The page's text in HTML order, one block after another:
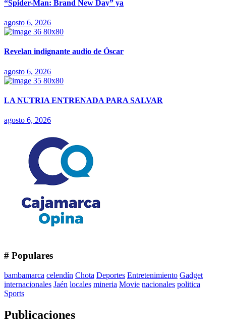
“Spider-Man: Brand New Day” ya
agosto 6, 2026
Revelan indignante audio de Óscar
agosto 6, 2026
LA NUTRIA ENTRENADA PARA SALVAR
agosto 6, 2026
# Populares
bambamarca celendín Chota Deportes Entretenimiento Gadget
internacionales Jaén locales mineria Movie nacionales politica
Sports
Publicaciones